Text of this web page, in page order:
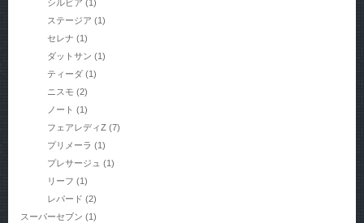
シルビア (1)
ステージア (1)
セレナ (1)
ダットサン (1)
ティーダ (1)
ニスモ (2)
ノート (1)
フェアレディZ (7)
プリメーラ (1)
プレサージュ (1)
リーフ (1)
レパード (2)
スーパーセブン (1)